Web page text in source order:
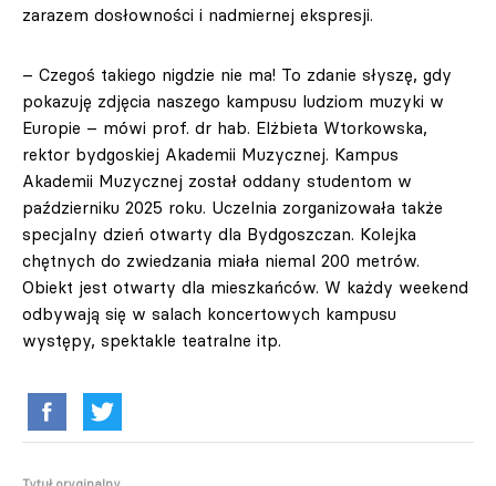
zarazem dosłowności i nadmiernej ekspresji.
– Czegoś takiego nigdzie nie ma! To zdanie słyszę, gdy
pokazuję zdjęcia naszego kampusu ludziom muzyki w
Europie – mówi prof. dr hab. Elżbieta Wtorkowska,
rektor bydgoskiej Akademii Muzycznej. Kampus
Akademii Muzycznej został oddany studentom w
październiku 2025 roku. Uczelnia zorganizowała także
specjalny dzień otwarty dla Bydgoszczan. Kolejka
chętnych do zwiedzania miała niemal 200 metrów.
Obiekt jest otwarty dla mieszkańców. W każdy weekend
odbywają się w salach koncertowych kampusu
występy, spektakle teatralne itp.